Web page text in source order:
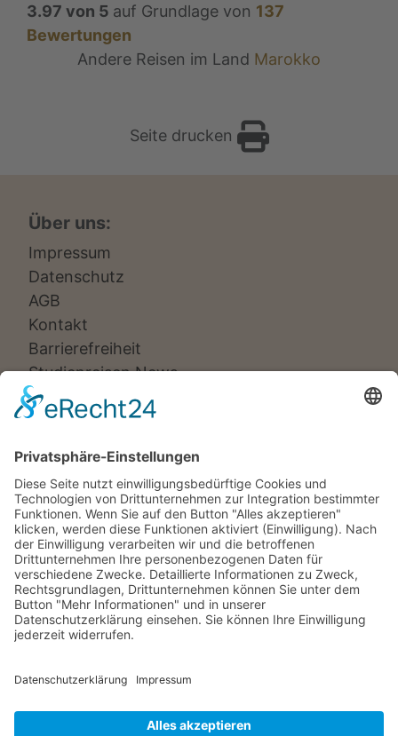
3.97 von 5 auf Grundlage von 137
Bewertungen
Andere Reisen im Land Marokko
Seite drucken
Über uns:
Impressum
Datenschutz
AGB
Kontakt
Barrierefreiheit
Studienreisen News
Veranstalter:
Ameropa Reisen
Bavaria Fernreisen
Berge & Meer
Gebeco
Hauser exkursionen
Meiers Weltreisen
Nicko Cruises
SKR
Studiosus
TUI Tours
Studiosus Kultimer